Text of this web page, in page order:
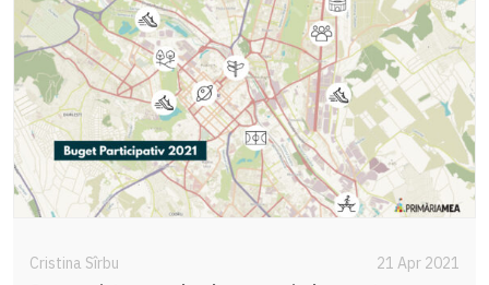
Cristina Sîrbu 21 Apr 2021